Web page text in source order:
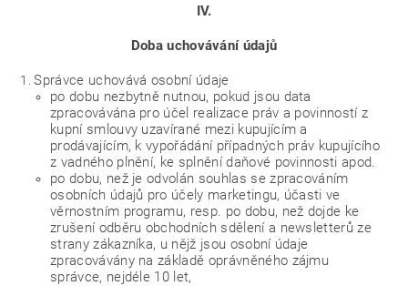
IV.
Doba uchovávání údajů
Správce uchovává osobní údaje
po dobu nezbytně nutnou, pokud jsou data
zpracovávána pro účel realizace práv a povinností z
kupní smlouvy uzavírané mezi kupujícím a
prodávajícím, k vypořádání případných práv kupujícího
z vadného plnění, ke splnění daňové povinnosti apod.
po dobu, než je odvolán souhlas se zpracováním
osobních údajů pro účely marketingu, účasti ve
věrnostním programu, resp. po dobu, než dojde ke
zrušení odběru obchodních sdělení a newsletterů ze
strany zákazníka, u nějž jsou osobní údaje
zpracovávány na základě oprávněného zájmu
správce, nejdéle 10 let,